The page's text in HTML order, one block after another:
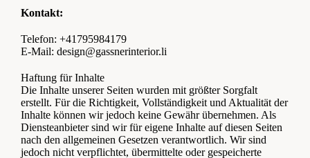
Kontakt:
Telefon: +41795984179
E-Mail: design@gassnerinterior.li
Haftung für Inhalte
Die Inhalte unserer Seiten wurden mit größter Sorgfalt
erstellt. Für die Richtigkeit, Vollständigkeit und Aktualität der
Inhalte können wir jedoch keine Gewähr übernehmen. Als
Diensteanbieter sind wir für eigene Inhalte auf diesen Seiten
nach den allgemeinen Gesetzen verantwortlich. Wir sind
jedoch nicht verpflichtet, übermittelte oder gespeicherte